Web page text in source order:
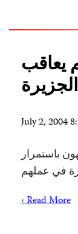
يعاقب
July 2, 2004
باستمرار
في عملهم
Read More ›